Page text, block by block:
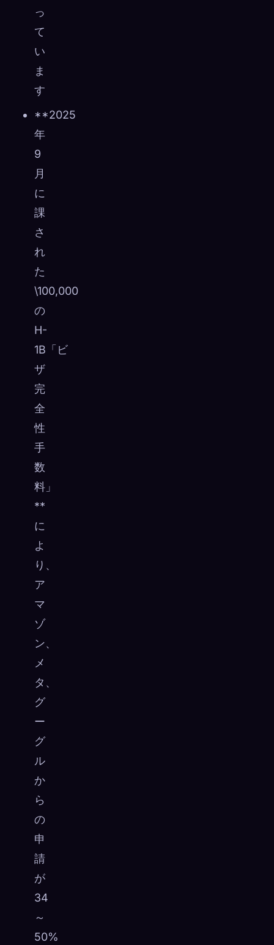
っ
て
い
ま
す
**2025
年
9
月
に
課
さ
れ
た
\100,000
の
H-
1B「ビ
ザ
完
全
性
手
数
料」
**
に
よ
り、
ア
マ
ゾ
ン、
メ
タ、
グ
ー
グ
ル
か
ら
の
申
請
が
34
～
50%